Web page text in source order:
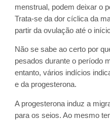
menstrual, podem deixar o
Trata-se da dor cíclica da
partir da ovulação até o
Não se sabe ao certo por
pesados durante o período
entanto, vários indícios
e da progesterona.
A progesterona induz a
para os seios. Ao mesmo